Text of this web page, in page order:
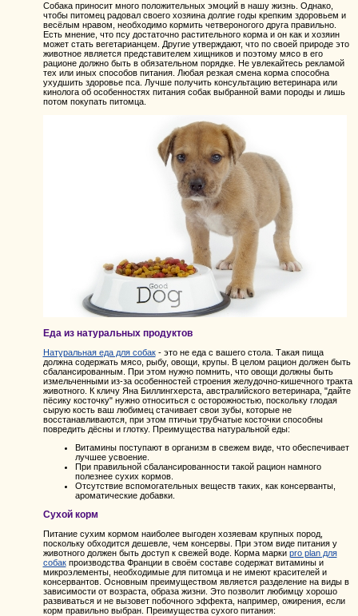
Собака приносит много положительных эмоций в нашу жизнь. Однако,
чтобы питомец радовал своего хозяина долгие годы крепким здоровьем и
весёлым нравом, необходимо кормить четвероногого друга правильно.
Есть мнение, что псу достаточно растительного корма и он как и хозяин
может стать вегетарианцем. Другие утверждают, что по своей природе это
животное является представителем хищников и поэтому мясо в его
рационе должно быть в обязательном порядке. Не увлекайтесь рекламой
тех или иных способов питания. Любая резкая смена корма способна
ухудшить здоровье пса. Лучше получить консультацию ветеринара или
кинолога об особенностях питания собак выбранной вами породы и лишь
потом покупать питомца.
Еда из натуральных продуктов
Натуральная еда для собак- это не еда с вашего стола. Такая пища
должна содержать мясо, рыбу, овощи, крупы. В целом рацион должен быть
сбалансированным. При этом нужно помнить, что овощи должны быть
измельченными из-за особенностей строения желудочно-кишечного тракта
животного. К кличу Яна Биллингхерста, австралийского ветеринара, "дайте
пёсику косточку" нужно относиться с осторожностью, поскольку глодая
сырую кость ваш любимец стачивает свои зубы, которые не
восстанавливаются, при этом птичьи трубчатые косточки способны
повредить дёсны и глотку. Преимущества натуральной еды:
Витамины поступают в организм в свежем виде, что обеспечивает
лучшее усвоение.
При правильной сбалансированности такой рацион намного
полезнее сухих кормов.
Отсутствие вспомогательных веществ таких, как консерванты,
ароматические добавки.
Сухой корм
Питание сухим кормом наиболее выгоден хозяевам крупных пород,
поскольку обходится дешевле, чем консервы. При этом виде питания у
животного должен быть доступ к свежей воде. Корма марки pro plan для
собакпроизводства Франции в своём составе содержат витамины и
микроэлементы, необходимые для питомца и не имеют красителей и
консервантов. Основным преимуществом является разделение на виды в
зависимости от возраста, образа жизни. Это позволит любимцу хорошо
развиваться и не вызовет побочного эффекта, например, ожирения, если
корм правильно выбран. Преимущества сухого питания: